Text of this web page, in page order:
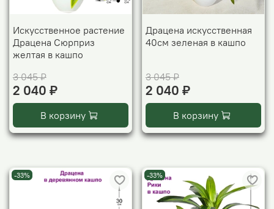
Искусственное растение
Драцена Сюрприз
желтая в кашпо
3 045 ₽
2 040 ₽
В корзину
Драцена искусственная
40см зеленая в кашпо
3 045 ₽
2 040 ₽
В корзину
-33% -33%